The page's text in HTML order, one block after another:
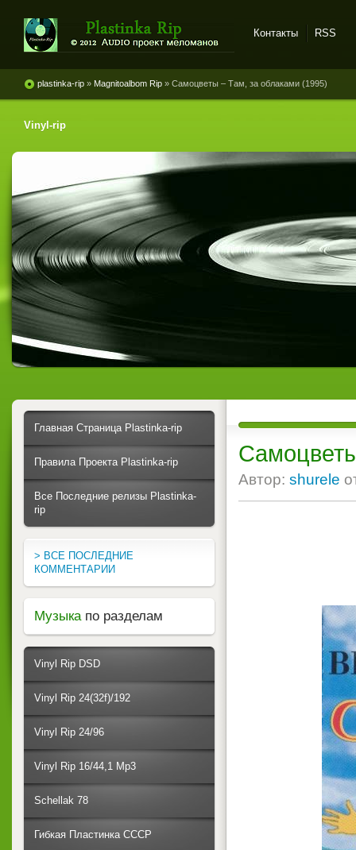
винила и магнитоальбомов
Контакты RSS
plastinka-rip » Magnitoalbom Rip » Самоцветы ‎– Там, за облаками (1995)
Vinyl-rip
Автор: shurele
Главная Страница Plastinka-rip
Правила Проекта Plastinka-rip
Все Последние релизы Plastinka-
rip
> ВСЕ ПОСЛЕДНИЕ
КОММЕНТАРИИ
Музыка по разделам
Vinyl Rip DSD
Vinyl Rip 24(32f)/192
Vinyl Rip 24/96
Vinyl Rip 16/44,1 Mp3
Schellak 78
Гибкая Пластинка СССР